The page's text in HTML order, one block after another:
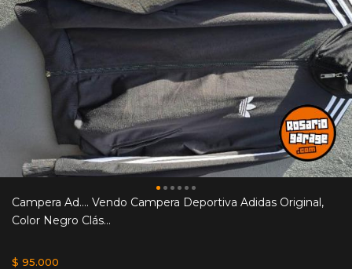
Campera Ad.... Vendo Campera Deportiva Adidas Original,
Color Negro Clás...
$ 95.000